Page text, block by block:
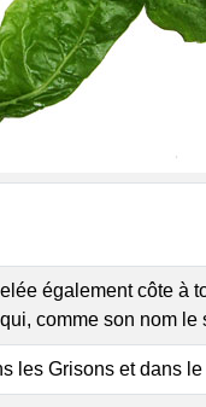
également côte à
comme son nom le
les Grisons et dans